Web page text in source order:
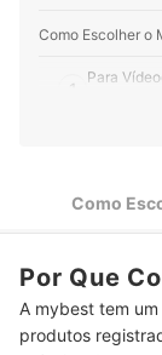
Como Escolher o
1
Para
Para
4
Quer um
5
Se Busca
Como
Por Que
A mybest tem
produtos